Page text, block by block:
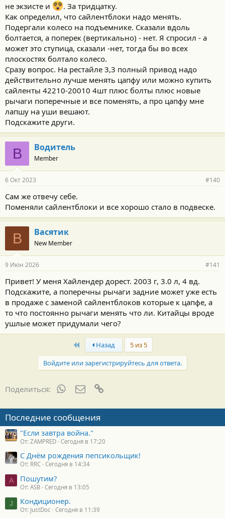
не экзисте и
. За тридцатку.
Как определил, что сайлентблоки надо менять.
Подергали колесо на подъемнике. Сказали вдоль
болтается, а поперек (вертикально) - нет. Я спросил - а
может это ступица, сказали -нет, тогда бы во всех
плоскостях болтало колесо.
Сразу вопрос. На рестайле 3,3 полный привод надо
действительно лучше менять цапфу или можно купить
сайленты 42210-20010 4шт плюс болты плюс новые
рычаги поперечные и все поменять, а про цапфу мне
лапшу на уши вешают.
Подскажите други.
В Водитель
Member
6 Окт 2023 #140
Сам же отвечу себе.
Поменяли сайлентблоки и все хорошо стало в подвеске.
В Васятик
New Member
9 Июн 2026 #141
Привет! У меня Хайлендер дорест. 2003 г, 3.0 л, 4 вд.
Подскажите, а поперечны рычаги задние может уже есть
в продаже с заменой сайлентблоков которые к цапфе, а
то что постоянно рычаги менять что ли. Китайцы вроде
ушлые может придумали чего?
First Назад
5 из 5
Войдите или зарегистрируйтесь для ответа.
Поделиться: WhatsAppЭлектронная почта
Последние сообщения
"Если завтра война."
От: ZAMPRED Сегодня в 17:20
С Днём рождения пепсикольщик!
От: RRC Сегодня в 14:34
A Пошутим?
От: ASB Сегодня в 13:05
J Кондиционер.
От: JustDoc Сегодня в 11:39